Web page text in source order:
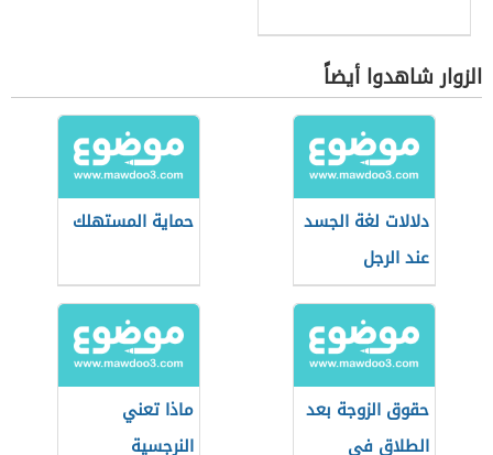
الزوار شاهدوا أيضاً
دلالات لغة الجسد
عند الرجل
حماية المستهلك
حقوق الزوجة بعد
الطلاق في
ماذا تعني
النرجسية